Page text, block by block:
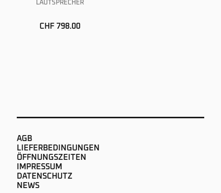
LAUTSPRECHER
CHF 798.00
AGB
LIEFERBEDINGUNGEN
ÖFFNUNGSZEITEN
IMPRESSUM
DATENSCHUTZ
NEWS